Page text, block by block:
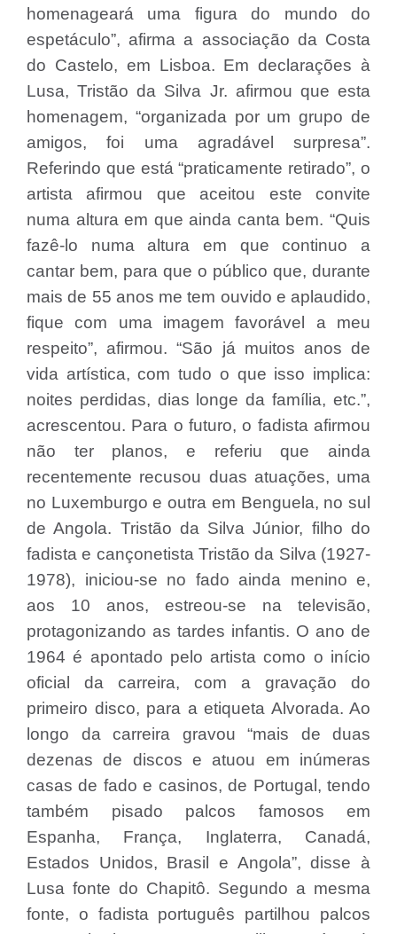
homenageará uma figura do mundo do
espetáculo”, afirma a associação da Costa
do Castelo, em Lisboa. Em declarações à
Lusa, Tristão da Silva Jr. afirmou que esta
homenagem, “organizada por um grupo de
amigos, foi uma agradável surpresa”.
Referindo que está “praticamente retirado”, o
artista afirmou que aceitou este convite
numa altura em que ainda canta bem. “Quis
fazê-lo numa altura em que continuo a
cantar bem, para que o público que, durante
mais de 55 anos me tem ouvido e aplaudido,
fique com uma imagem favorável a meu
respeito”, afirmou. “São já muitos anos de
vida artística, com tudo o que isso implica:
noites perdidas, dias longe da família, etc.”,
acrescentou. Para o futuro, o fadista afirmou
não ter planos, e referiu que ainda
recentemente recusou duas atuações, uma
no Luxemburgo e outra em Benguela, no sul
de Angola. Tristão da Silva Júnior, filho do
fadista e cançonetista Tristão da Silva (1927-
1978), iniciou-se no fado ainda menino e,
aos 10 anos, estreou-se na televisão,
protagonizando as tardes infantis. O ano de
1964 é apontado pelo artista como o início
oficial da carreira, com a gravação do
primeiro disco, para a etiqueta Alvorada. Ao
longo da carreira gravou “mais de duas
dezenas de discos e atuou em inúmeras
casas de fado e casinos, de Portugal, tendo
também pisado palcos famosos em
Espanha, França, Inglaterra, Canadá,
Estados Unidos, Brasil e Angola”, disse à
Lusa fonte do Chapitô. Segundo a mesma
fonte, o fadista português partilhou palcos